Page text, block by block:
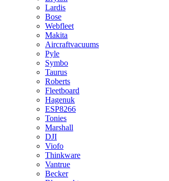
Lardis
Bose
Webfleet
Makita
Aircraftvacuums
Pyle
Symbo
Taurus
Roberts
Fleetboard
Hagenuk
ESP8266
Tonies
Marshall
DJI
Viofo
Thinkware
Vantrue
Becker